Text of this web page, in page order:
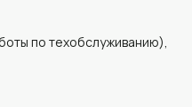
по техобслуживанию),